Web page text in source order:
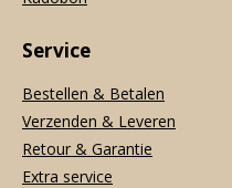
Service
Bestellen & Betalen
Verzenden & Leveren
Retour & Garantie
Extra service